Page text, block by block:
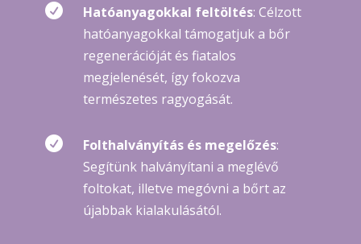
 Hatóanyagokkal feltöltés: Célzott
hatóanyagokkal támogatjuk a bőr
regenerációját és fiatalos
megjelenését, így fokozva
természetes ragyogását.
 Folthalványítás és megelőzés:
Segítünk halványítani a meglévő
foltokat, illetve megóvni a bőrt az
újabbak kialakulásától.